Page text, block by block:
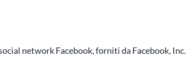
network Facebook, forniti da Facebook, Inc.